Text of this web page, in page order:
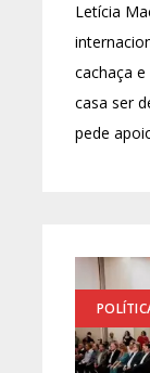
Letícia
cachaça
casa ser
pede